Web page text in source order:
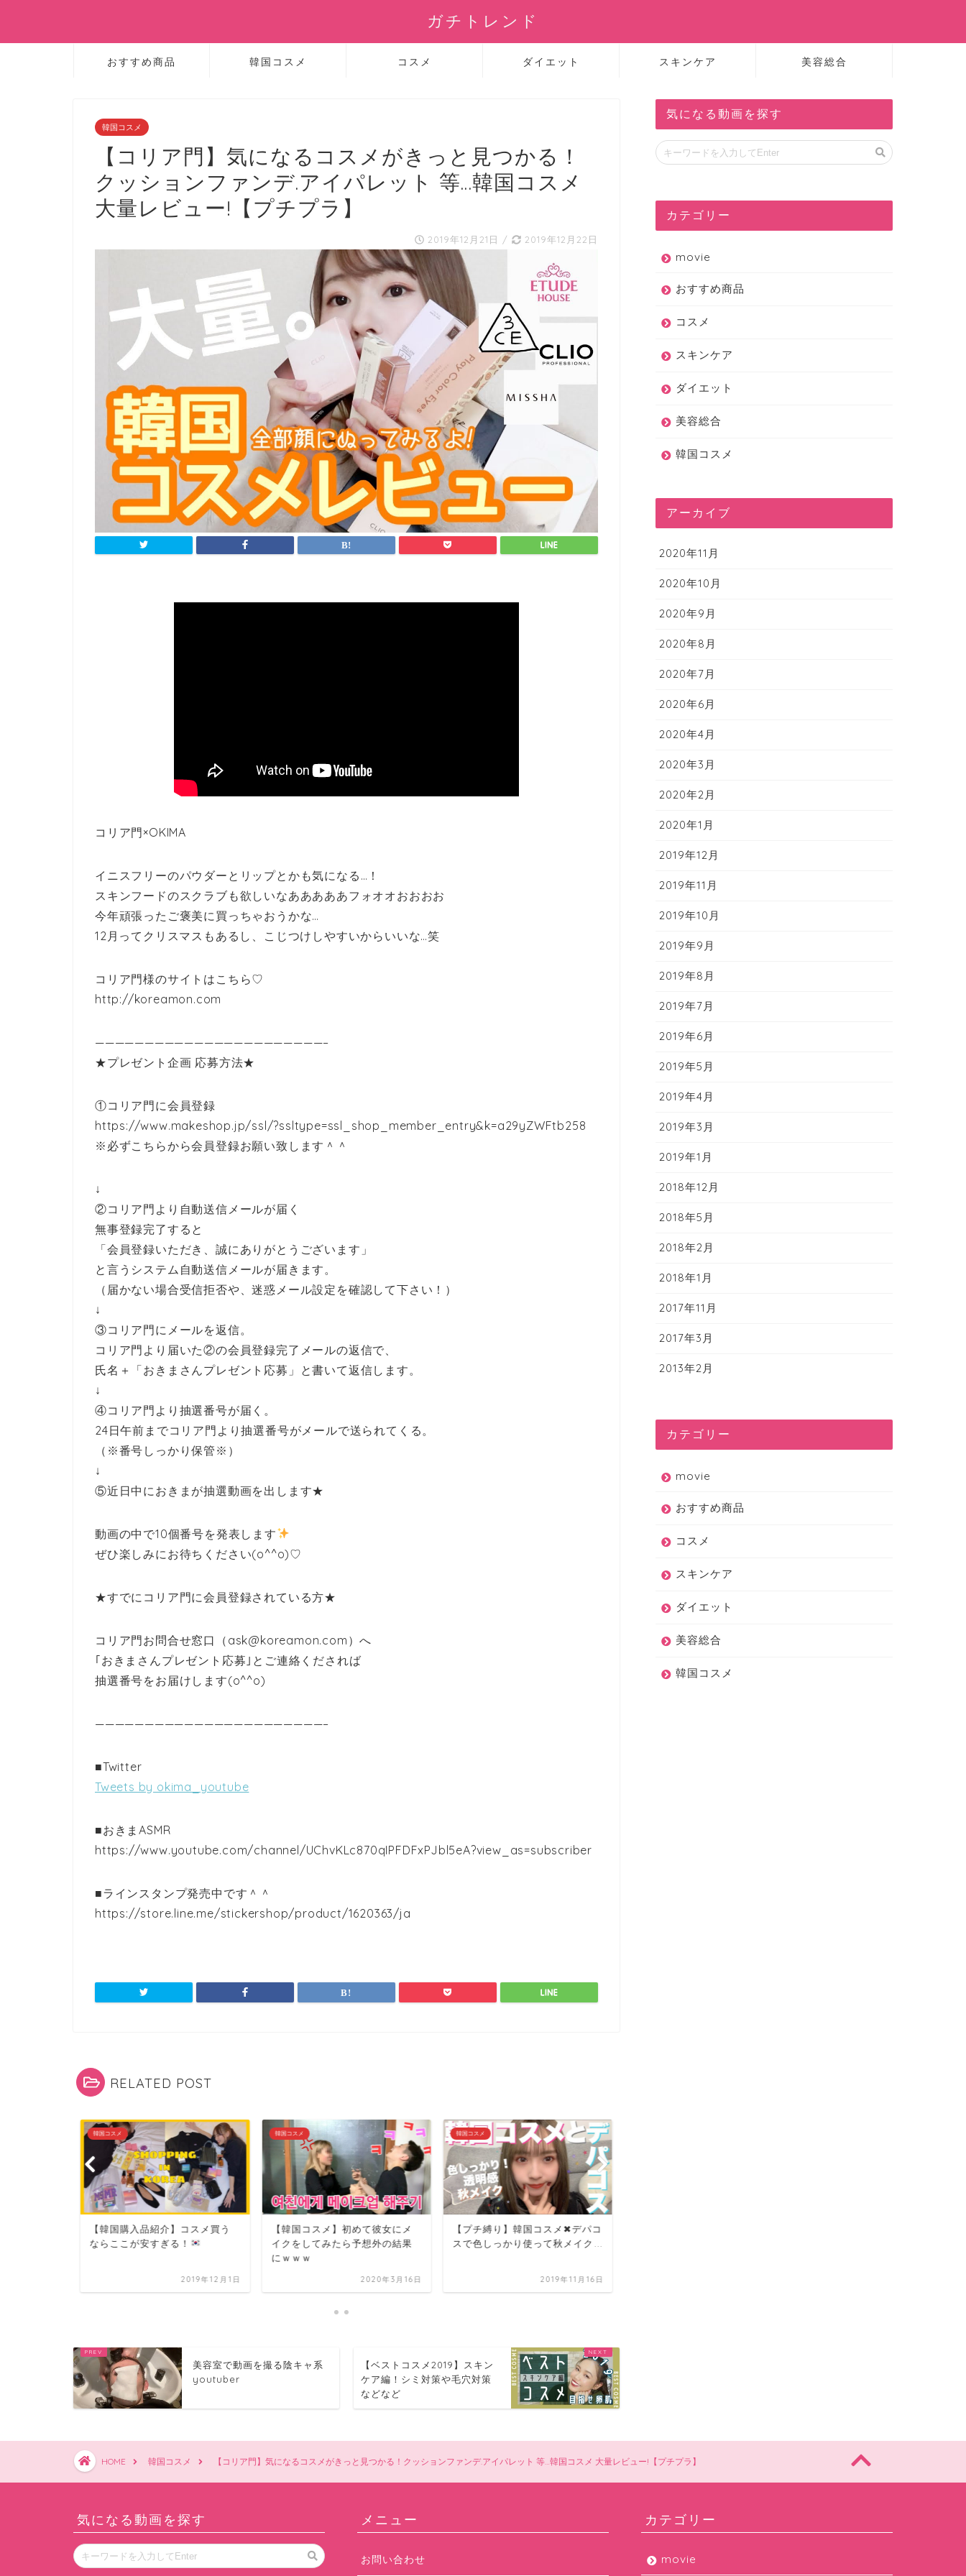
ガチトレンド
おすすめ商品 韓国コスメ コスメ ダイエット スキンケア 美容総合
韓国コスメ
【コリア門】気になるコスメがきっと見つかる！
クッションファンデ.アイパレット 等…韓国コスメ
大量レビュー!【プチプラ】
2019年12月21日 / 2019年12月22日
コリア門×OKIMA
イニスフリーのパウダーとリップとかも気になる…！
スキンフードのスクラブも欲しいなあああああフォオオおおおお
今年頑張ったご褒美に買っちゃおうかな…
12月ってクリスマスもあるし、こじつけしやすいからいいな…笑
コリア門様のサイトはこちら♡
http://koreamon.com
———————————————————————–
★プレゼント企画 応募方法★
①コリア門に会員登録
https://www.makeshop.jp/ssl/?ssltype=ssl_shop_member_entry&k=a29yZWFtb258
※必ずこちらから会員登録お願い致します＾＾
↓
②コリア門より自動送信メールが届く
無事登録完了すると
「会員登録いただき、誠にありがとうございます」
と言うシステム自動送信メールが届きます。
（届かない場合受信拒否や、迷惑メール設定を確認して下さい！）
↓
③コリア門にメールを返信。
コリア門より届いた②の会員登録完了メールの返信で、
氏名＋「おきまさんプレゼント応募」と書いて返信します。
↓
④コリア門より抽選番号が届く。
24日午前までコリア門より抽選番号がメールで送られてくる。
（※番号しっかり保管※）
↓
⑤近日中におきまが抽選動画を出します★
動画の中で10個番号を発表します
ぜひ楽しみにお待ちください(o^^o)♡
★すでにコリア門に会員登録されている方★
コリア門お問合せ窓口（ask@koreamon.com）へ
｢おきまさんプレゼント応募｣とご連絡くだされば
抽選番号をお届けします(o^^o)
———————————————————————–
■Twitter
Tweets by okima_youtube
■おきまASMR
https://www.youtube.com/channel/UChvKLc870qIPFDFxPJbl5eA?view_as=subscriber
■ラインスタンプ発売中です＾＾
https://store.line.me/stickershop/product/1620363/ja
RELATED POST
韓国コスメ
【韓国購入品紹介】コスメ買う
ならここが安すぎる！
2019年12月1日
韓国コスメ
【韓国コスメ】初めて彼女にメ
イクをしてみたら予想外の結果
にｗｗｗ
2020年3月16日
韓国コスメ
【プチ縛り】韓国コスメ✖︎デパコ
スで色しっかり使って秋メイク...
2019年11月16日
美容室で動画を撮る陰キャ系
youtuber
【ベストコスメ2019】スキン
ケア編！シミ対策や毛穴対策
などなど
気になる動画を探す
カテゴリー
movie
おすすめ商品
コスメ
スキンケア
ダイエット
美容総合
韓国コスメ
アーカイブ
2020年11月
2020年10月
2020年9月
2020年8月
2020年7月
2020年6月
2020年4月
2020年3月
2020年2月
2020年1月
2019年12月
2019年11月
2019年10月
2019年9月
2019年8月
2019年7月
2019年6月
2019年5月
2019年4月
2019年3月
2019年1月
2018年12月
2018年5月
2018年2月
2018年1月
2017年11月
2017年3月
2013年2月
カテゴリー
movie
おすすめ商品
コスメ
スキンケア
ダイエット
美容総合
韓国コスメ
HOME 韓国コスメ 【コリア門】気になるコスメがきっと見つかる！クッションファンデ.アイパレット 等…韓国コスメ 大量レビュー!【プチプラ】
気になる動画を探す メニュー
お問い合わせ
カテゴリー
movie